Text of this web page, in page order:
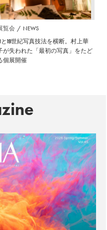
覧会 NEWS
と19世紀写真技法を横断。村上華
が失われた「最初の写真」をたど
個展開催